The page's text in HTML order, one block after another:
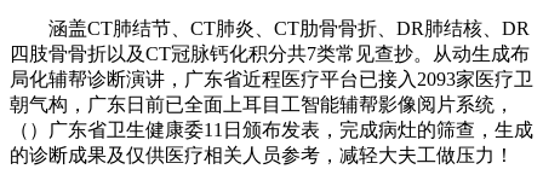
涵盖CT肺结节、CT肺炎、CT肋骨骨折、DR肺结核、DR
四肢骨骨折以及CT冠脉钙化积分共7类常见查抄。从动生成布
局化辅帮诊断演讲，广东省近程医疗平台已接入2093家医疗卫
朝气构，广东日前已全面上耳目工智能辅帮影像阅片系统，
（）广东省卫生健康委11日颁布发表，完成病灶的筛查，生成
的诊断成果及仅供医疗相关人员参考，减轻大夫工做压力！